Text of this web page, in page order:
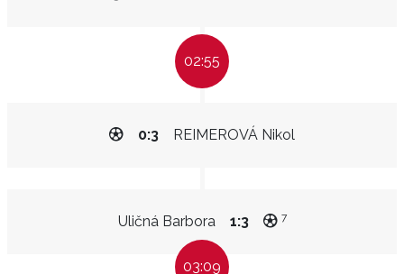
02:55
REIMEROVÁ Nikol
0:3
Uličná Barbora 1:3 7
03:09